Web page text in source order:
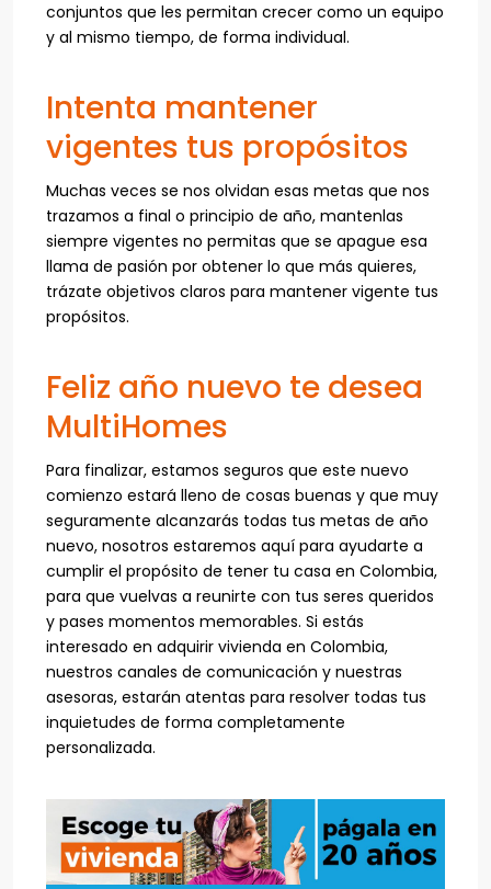
conjuntos que les permitan crecer como un equipo
y al mismo tiempo, de forma individual.
Intenta mantener
vigentes tus propósitos
Muchas veces se nos olvidan esas metas que nos
trazamos a final o principio de año, mantenlas
siempre vigentes no permitas que se apague esa
llama de pasión por obtener lo que más quieres,
trázate objetivos claros para mantener vigente tus
propósitos.
Feliz año nuevo te desea
MultiHomes
Para finalizar, estamos seguros que este nuevo
comienzo estará lleno de cosas buenas y que muy
seguramente alcanzarás todas tus metas de año
nuevo, nosotros estaremos aquí para ayudarte a
cumplir el propósito de tener tu casa en Colombia,
para que vuelvas a reunirte con tus seres queridos
y pases momentos memorables. Si estás
interesado en adquirir vivienda en Colombia,
nuestros canales de comunicación y nuestras
asesoras, estarán atentas para resolver todas tus
inquietudes de forma completamente
personalizada.